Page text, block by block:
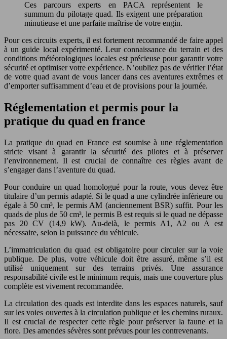
Ces parcours experts en PACA représentent le
summum du pilotage quad. Ils exigent une préparation
minutieuse et une parfaite maîtrise de votre engin.
Pour ces circuits experts, il est fortement recommandé de faire appel
à un guide local expérimenté. Leur connaissance du terrain et des
conditions météorologiques locales est précieuse pour garantir votre
sécurité et optimiser votre expérience. N’oubliez pas de vérifier l’état
de votre quad avant de vous lancer dans ces aventures extrêmes et
d’emporter suffisamment d’eau et de provisions pour la journée.
Réglementation et permis pour la
pratique du quad en france
La pratique du quad en France est soumise à une réglementation
stricte visant à garantir la sécurité des pilotes et à préserver
l’environnement. Il est crucial de connaître ces règles avant de
s’engager dans l’aventure du quad.
Pour conduire un quad homologué pour la route, vous devez être
titulaire d’un permis adapté. Si le quad a une cylindrée inférieure ou
égale à 50 cm³, le permis AM (anciennement BSR) suffit. Pour les
quads de plus de 50 cm³, le permis B est requis si le quad ne dépasse
pas 20 CV (14,9 kW). Au-delà, le permis A1, A2 ou A est
nécessaire, selon la puissance du véhicule.
L’immatriculation du quad est obligatoire pour circuler sur la voie
publique. De plus, votre véhicule doit être assuré, même s’il est
utilisé uniquement sur des terrains privés. Une assurance
responsabilité civile est le minimum requis, mais une couverture plus
complète est vivement recommandée.
La circulation des quads est interdite dans les espaces naturels, sauf
sur les voies ouvertes à la circulation publique et les chemins ruraux.
Il est crucial de respecter cette règle pour préserver la faune et la
flore. Des amendes sévères sont prévues pour les contrevenants.